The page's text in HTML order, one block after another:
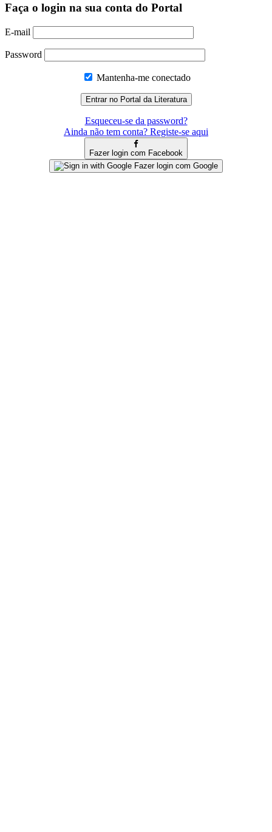
Faça o login na sua conta do Portal
E-mail
Password
Mantenha-me conectado
Esqueceu-se da password?
Ainda não tem conta? Registe-se aqui
Fazer login com Facebook
Fazer login com Google